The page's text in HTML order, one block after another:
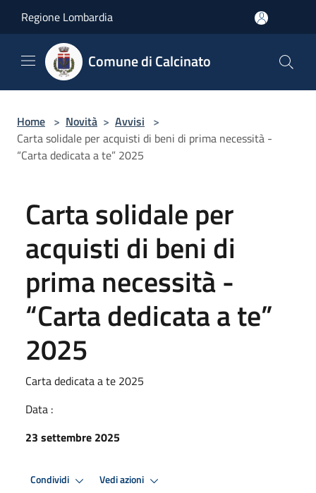
Regione Lombardia
Comune di Calcinato
Home > Novità > Avvisi >
Carta solidale per acquisti di beni di prima necessità -
“Carta dedicata a te” 2025
Carta solidale per
acquisti di beni di
prima necessità -
“Carta dedicata a te”
2025
Carta dedicata a te 2025
Data :
23 settembre 2025
Condividi Vedi azioni